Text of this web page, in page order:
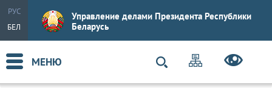
РУС
БЕЛ
Управление делами Президента Республики
Беларусь
МЕНЮ